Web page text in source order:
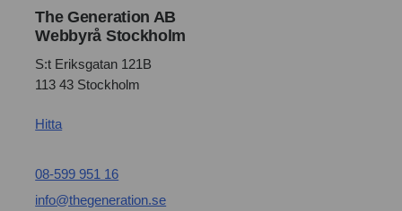
The Generation AB
Webbyrå Stockholm
S:t Eriksgatan 121B
113 43 Stockholm
Hitta
08-599 951 16
info@thegeneration.se